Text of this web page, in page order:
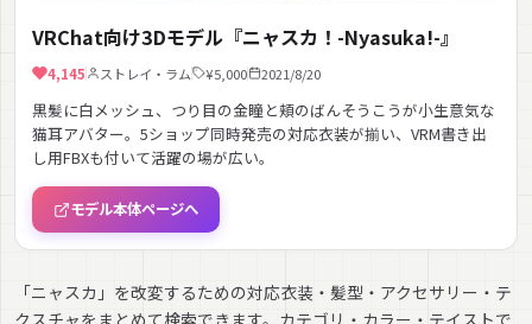
VRChat向け3Dモデル『ニャスカ！-Nyasuka!-』
4,145 ストレイ・ラム ¥5,000 2021/8/20
黒髪に白メッシュ、つり目の金瞳と頬のばんそうこうが小生意気な
猫耳アバター。5ショップ同時発売の対応衣装が揃い、VRM書き出
し用FBXも付いて活躍の場が広い。
モデル本体ページへ
「ニャスカ」を改変するための対応衣装・髪型・アクセサリー・テ
クスチャをまとめて検索できます。カテゴリ・カラー・テイストで